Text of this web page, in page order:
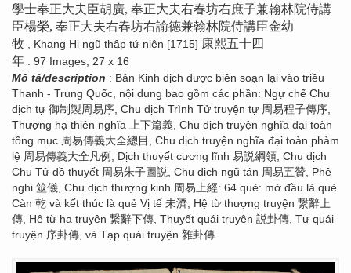
學士奉正大夫臣胡廣, 奉正大夫右春坊右庶子兼翰林院侍講
臣楊榮, 奉正大夫右春坊右諭德兼翰林院侍講臣金幼
牧 , Khang Hi ngũ thập tứ niên [1715] 康熙五十四
年 . 97 Images; 27 x 16
Mô tả/description : Bản Kinh dịch được biên soạn lại vào triều
Thanh - Trung Quốc, nội dung bao gồm các phần: Ngự chế Chu
dịch tự 御制製周易序, Chu dịch Trình Tử truyện tự 周易程子傳序,
Thượng hạ thiên nghĩa 上下篇義, Chu dịch truyện nghĩa đại toàn
tổng mục 周易傳義大全總目, Chu dịch truyện nghĩa đại toàn phàm
lệ 周易傳義大全凡例, Dịch thuyết cương lĩnh 易説綱領, Chu dịch
Chu Tử đồ thuyết 周易朱子圖説, Chu dịch ngũ tán 周易五贊, Phệ
nghi 筮儀, Chu dịch thượng kinh 周易上經: 64 quẻ: mở đầu là quẻ
Càn 乾 và kết thúc là quẻ Vị tế 未濟, Hệ từ thượng truyện 繋辭上
傳, Hệ từ hạ truyện 繋辭下傳, Thuyết quái truyện 説卦傳, Tự quái
truyện 序卦傳, và Tạp quái truyện 雜卦傳.